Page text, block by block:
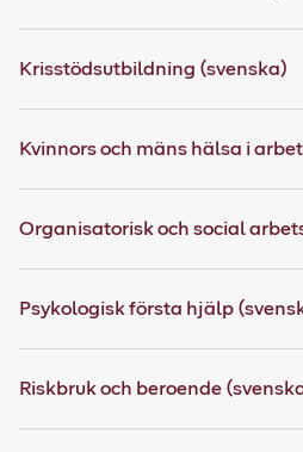
Krisstödsutbildning (svenska)
Kvinnors och mäns hälsa i
Organisatorisk och social
Psykologisk första hjälp
Riskbruk och beroende